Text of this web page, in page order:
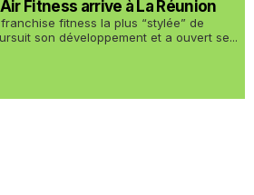
Fitness arrive à La Réunion
franchise fitness la plus “stylée” de
son développement et a ouvert se...